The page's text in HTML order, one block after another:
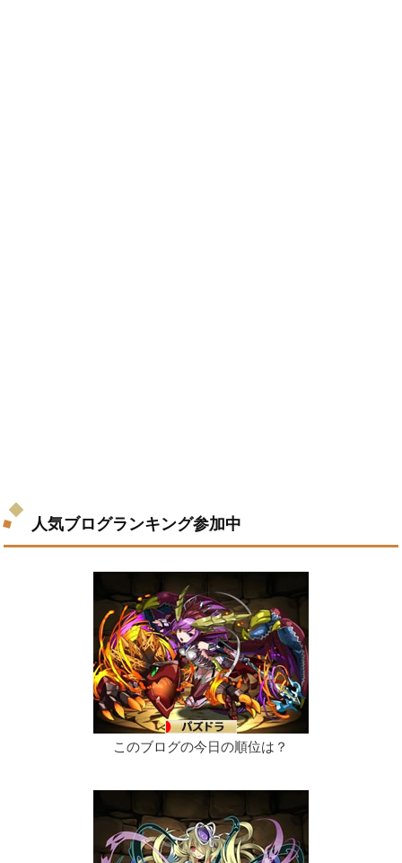
人気ブログランキング参加中
このブログの今日の順位は？